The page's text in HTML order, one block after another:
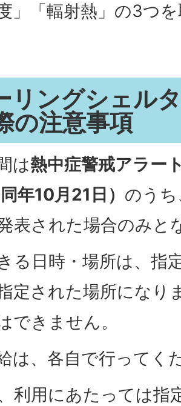
」「輻射熱」の3つ
リングシェル
の注意事項
は熱中症警戒アラー
年10月21日） のう
表された場合のみと
る日時・場所は、指
定された場所になり
できません。
は、各自で行ってく
利用にあたっては指